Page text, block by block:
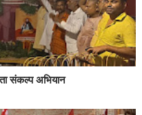
संकल्प अभियान